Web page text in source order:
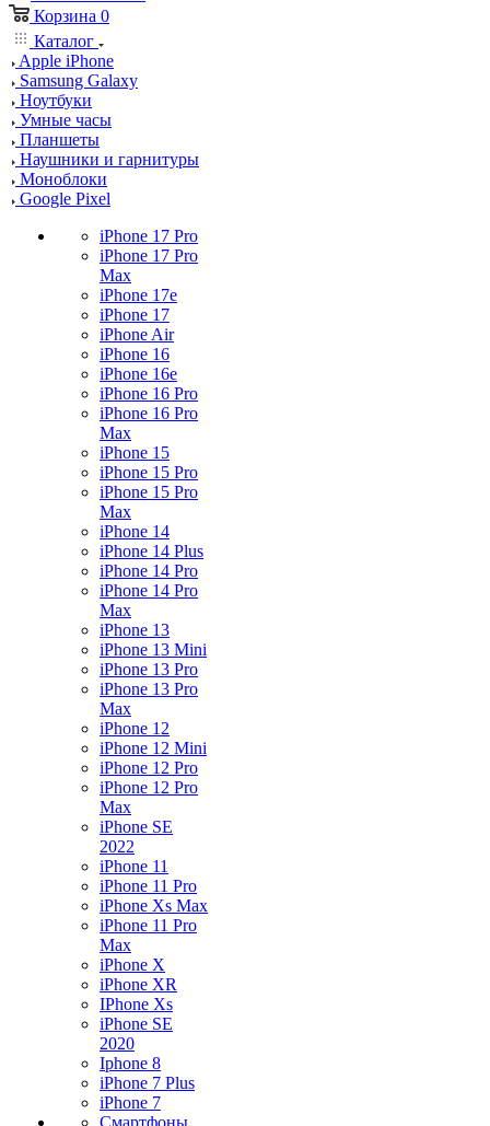
Корзина 0
Каталог
Apple iPhone
Samsung Galaxy
Ноутбуки
Умные часы
Планшеты
Наушники и гарнитуры
Моноблоки
Google Pixel
iPhone 17 Pro
iPhone 17 Pro
Max
iPhone 17e
iPhone 17
iPhone Air
iPhone 16
iPhone 16e
iPhone 16 Pro
iPhone 16 Pro
Max
iPhone 15
iPhone 15 Pro
iPhone 15 Pro
Max
iPhone 14
iPhone 14 Plus
iPhone 14 Pro
iPhone 14 Pro
Max
iPhone 13
iPhone 13 Mini
iPhone 13 Pro
iPhone 13 Pro
Max
iPhone 12
iPhone 12 Mini
iPhone 12 Pro
iPhone 12 Pro
Max
iPhone SE
2022
iPhone 11
iPhone 11 Pro
iPhone Xs Max
iPhone 11 Pro
Max
iPhone X
iPhone XR
IPhone Xs
iPhone SE
2020
Iphone 8
iPhone 7 Plus
iPhone 7
Смартфоны